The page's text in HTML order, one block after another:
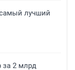
лучший
за 2 млрд